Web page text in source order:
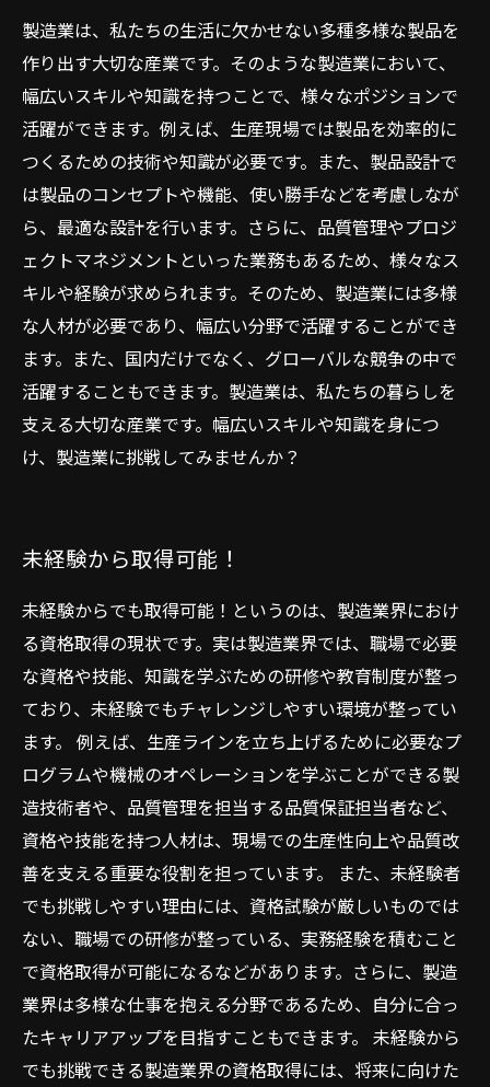
製造業は、私たちの生活に欠かせない多種多様な製品を
作り出す大切な産業です。そのような製造業において、
幅広いスキルや知識を持つことで、様々なポジションで
活躍ができます。例えば、生産現場では製品を効率的に
つくるための技術や知識が必要です。また、製品設計で
は製品のコンセプトや機能、使い勝手などを考慮しなが
ら、最適な設計を行います。さらに、品質管理やプロジ
ェクトマネジメントといった業務もあるため、様々なス
キルや経験が求められます。そのため、製造業には多様
な人材が必要であり、幅広い分野で活躍することができ
ます。また、国内だけでなく、グローバルな競争の中で
活躍することもできます。製造業は、私たちの暮らしを
支える大切な産業です。幅広いスキルや知識を身につ
け、製造業に挑戦してみませんか？
未経験から取得可能！
未経験からでも取得可能！というのは、製造業界におけ
る資格取得の現状です。実は製造業界では、職場で必要
な資格や技能、知識を学ぶための研修や教育制度が整っ
ており、未経験でもチャレンジしやすい環境が整ってい
ます。 例えば、生産ラインを立ち上げるために必要なプ
ログラムや機械のオペレーションを学ぶことができる製
造技術者や、品質管理を担当する品質保証担当者など、
資格や技能を持つ人材は、現場での生産性向上や品質改
善を支える重要な役割を担っています。 また、未経験者
でも挑戦しやすい理由には、資格試験が厳しいものでは
ない、職場での研修が整っている、実務経験を積むこと
で資格取得が可能になるなどがあります。さらに、製造
業界は多様な仕事を抱える分野であるため、自分に合っ
たキャリアアップを目指すこともできます。 未経験から
でも挑戦できる製造業界の資格取得には、将来に向けた